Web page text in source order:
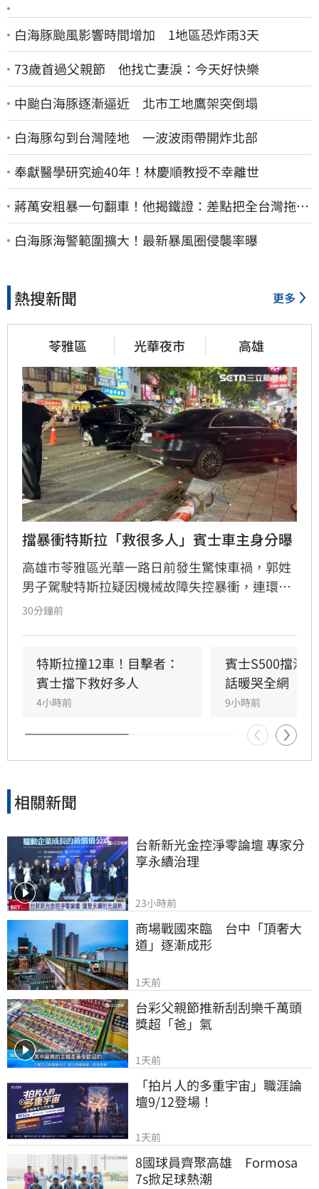
白海豚颱風影響時間增加 1地區恐炸雨3天
73歲首過父親節 他找亡妻淚：今天好快樂
中颱白海豚逐漸逼近 北市工地鷹架突倒塌
白海豚勾到台灣陸地 一波波雨帶開炸北部
奉獻醫學研究逾40年！林慶順教授不幸離世
蔣萬安粗暴一句翻車！他揭鐵證：差點把全台灣拖下
水哪時道歉
白海豚海警範圍擴大！最新暴風圈侵襲率曝
熱搜新聞 更多
苓雅區 光華夜市 高雄
擋暴衝特斯拉「救很多人」賓士車主身分曝
高雄市苓雅區光華一路日前發生驚悚車禍，郭姓
男子駕駛特斯拉疑因機械故障失控暴衝，連環撞
擊12輛汽機車及單車，所幸僅造成3人輕傷。肇
光，竟是擁有1.4萬粉絲的網紅「超級土豆粉」，
同時也是嘉義知名甜甜圈店老闆。
30分鐘前
特斯拉撞12車！目擊者：
賓士擋下救好多人
4小時前
賓士S500擋浩
話暖哭全網
9小時前
相關新聞
台新新光金控淨零論壇 專家分
享永續治理
23小時前
商場戰國來臨　台中「頂奢大
道」逐漸成形
1天前
台彩父親節推新刮刮樂千萬頭
獎超「爸」氣
1天前
「拍片人的多重宇宙」職涯論
壇9/12登場！
1天前
8國球員齊聚高雄　Formosa
7s掀足球熱潮